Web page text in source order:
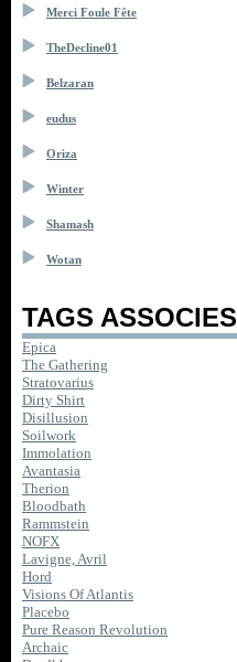
Merci Foule Fête
TheDecline01
Belzaran
eudus
Oriza
Winter
Shamash
Wotan
TAGS ASSOCIES
Epica
The Gathering
Stratovarius
Dirty Shirt
Disillusion
Soilwork
Immolation
Avantasia
Therion
Bloodbath
Rammstein
NOFX
Lavigne, Avril
Hord
Visions Of Atlantis
Placebo
Pure Reason Revolution
Archaic